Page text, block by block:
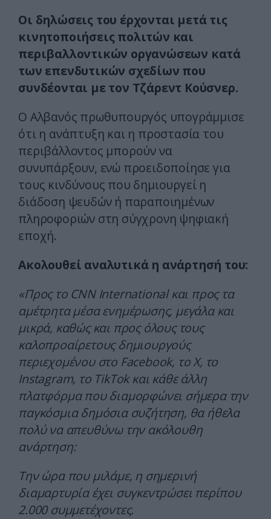
Οι δηλώσεις του έρχονται μετά τις
κινητοποιήσεις πολιτών και
περιβαλλοντικών οργανώσεων κατά
των επενδυτικών σχεδίων που
συνδέονται με τον Τζάρεντ Κούσνερ.
Ο Αλβανός πρωθυπουργός υπογράμμισε
ότι η ανάπτυξη και η προστασία του
περιβάλλοντος μπορούν να
συνυπάρξουν, ενώ προειδοποίησε για
τους κινδύνους που δημιουργεί η
διάδοση ψευδών ή παραποιημένων
πληροφοριών στη σύγχρονη ψηφιακή
εποχή.
Ακολουθεί αναλυτικά η ανάρτησή του:
«Προς το CNN International και προς τα
αμέτρητα μέσα ενημέρωσης, μεγάλα και
μικρά, καθώς και προς όλους τους
καλοπροαίρετους δημιουργούς
περιεχομένου στο Facebook, το X, το
Instagram, το TikTok και κάθε άλλη
πλατφόρμα που διαμορφώνει σήμερα την
παγκόσμια δημόσια συζήτηση, θα ήθελα
πολύ να απευθύνω την ακόλουθη
ανάρτηση:
Την ώρα που μιλάμε, η σημερινή
διαμαρτυρία έχει συγκεντρώσει περίπου
2.000 συμμετέχοντες.